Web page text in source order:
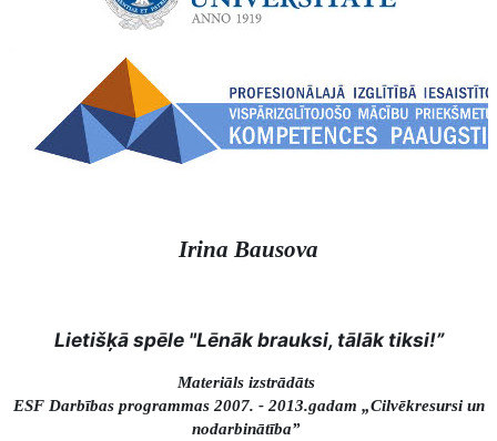
Irina Bausova
Lietišķā spēle "Lēnāk brauksi, tālāk tiksi!”
Materiāls izstrādāts
ESF Darbības programmas 2007. - 2013.gadam „Cilvēkresursi un
nodarbinātība”